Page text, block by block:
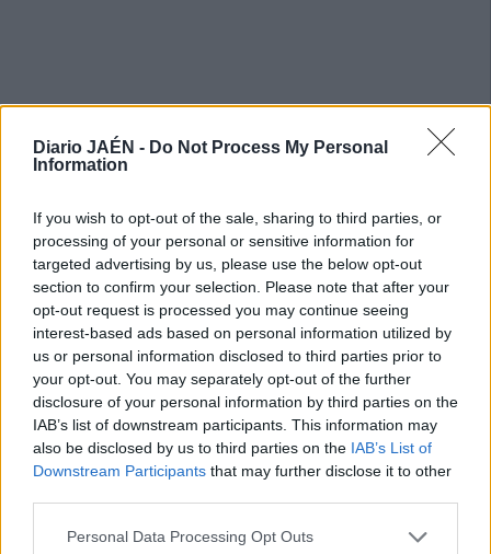
Diario JAÉN - Do Not Process My Personal
Information
If you wish to opt-out of the sale, sharing to third parties, or
processing of your personal or sensitive information for
targeted advertising by us, please use the below opt-out
section to confirm your selection. Please note that after your
opt-out request is processed you may continue seeing
interest-based ads based on personal information utilized by
us or personal information disclosed to third parties prior to
your opt-out. You may separately opt-out of the further
disclosure of your personal information by third parties on the
IAB’s list of downstream participants. This information may
also be disclosed by us to third parties on the IAB’s List of
Downstream Participants that may further disclose it to other
Personal Data Processing Opt Outs